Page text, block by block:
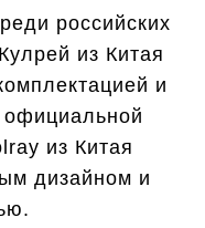
российских
из Китая
и
из Китая
дизайном и